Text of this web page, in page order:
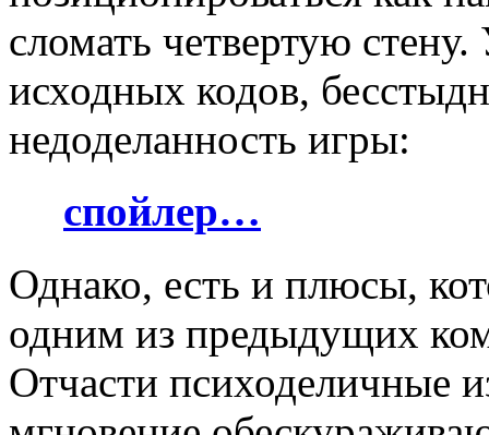
сломать четвертую
исходных кодов,
недоделанность игры:
спойлер…
Однако, есть и плюсы,
одним из предыдущих
Отчасти психоделичные